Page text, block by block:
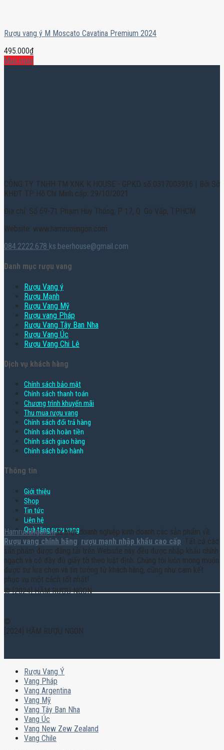
Rượu vang ý M Moscato Cavatina Premium 2024
495.000₫
Mua ngay
CÔNG TY TNHH TM XNK K HOUSE - GPKD số 0317003916 | Bởi Sở
KHĐT TP. Hồ Chí Minh cấp: 29/10/2021
Địa chỉ: Số 69-71 Phạm Huy Thông, P. 17, Q. Gò Vấp, TPHCM
Website: www.hamruoungon.com
084.2222.678 ks.beerhouse@gmail.com
Danh mục rượu vang
Rượu Vang ý
Rượu Mạnh
Rượu Vang Mỹ
Rượu vang Pháp
Rượu Vang Tây Ban Nha
Rượu Vang Úc
Rượu Vang Chi Lê
Dịch vụ khách hàng
Chính sách bảo mật
Chính sách thanh toán
Chương trình khuyến mãi
Thu mua rượu vang
Chính sách đổi trả hàng
Chính sách hoàn tiền
Chính sách giao hàng
Chính sách bảo hành
Thông tin
Giới thiệu
Shop
Tin tức
Liên hệ
Quà tặng rượu vang
Hamruoungon.vnlà một doanh nghiệp kinh doanh các sản phẩm về
Rượu vang chính hãng, rượu mạnh nhập khẩu cao cấp . Tất cả các
sản phẩm được đăng tải trên Website này đều được nhập khẩu chính
ngạch và có đầy đủ giấy tờ theo luật định. Chúng tôi luôn mong muốn
được sự lựa chọn và tin tưởng từ khách hàng, cũng như cam kết
phục vụ một cách tốt nhất!
© [2024] HẦM RƯỢU NGON
©
[2024] HẦM RƯỢU NGON
Rượu Vang Ý
Vang Pháp
Vang Argentina
Vang Mỹ
Vang Tây Ban Nha
Vang Úc
Vang New Zew Zealand
Vang Chile